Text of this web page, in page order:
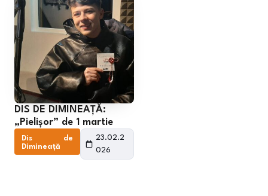
DIS DE DIMINEAȚĂ:
„Pielișor” de 1 martie
Dis de
Dimineață
23.02.2
026